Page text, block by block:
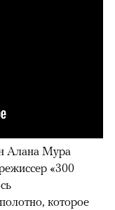
Алана Мура
«300
которое